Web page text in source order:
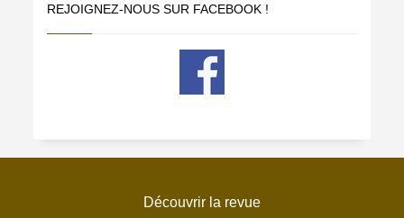
REJOIGNEZ-NOUS SUR FACEBOOK !
Découvrir la revue